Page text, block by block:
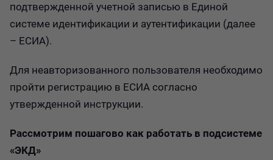
подтвержденной учетной записью в Единой
системе идентификации и аутентификации (далее
– ЕСИА).
Для неавторизованного пользователя необходимо
пройти регистрацию в ЕСИА согласно
утвержденной инструкции.
Рассмотрим пошагово как работать в подсистеме
«ЭКД»